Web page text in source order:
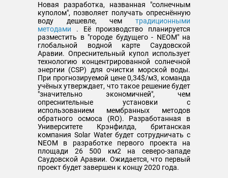
Новая разработка, названная "солнечным
куполом", позволяет получать опреснённую
воду дешевле, чем традиционными
методами . Её производство планируется
разместить в "городе будущего - NEOM" на
глобальной водной карте Саудовской
Аравии. Опреснительный купол использует
технологию концентрированной солнечной
энергии (CSP) для очистки морской воды.
При прогнозируемой цене 0,34$/м3, команда
учёных утверждает, что такое решение будет
"значительно экономичней", чем
опреснительные установки с
использованием мембранных методов
обратного осмоса (RO). Разработанная в
Университете Крэнфилда, британская
компания Solar Water будет сотрудничать с
NEOM в разработке первого проекта на
площади 26 500 км2 на северо-западе
Саудовской Аравии. Ожидается, что первый
проект будет завершен к концу 2020 года.